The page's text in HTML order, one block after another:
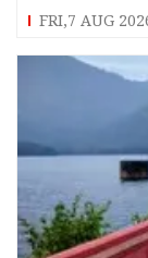
FRI,7 AUG